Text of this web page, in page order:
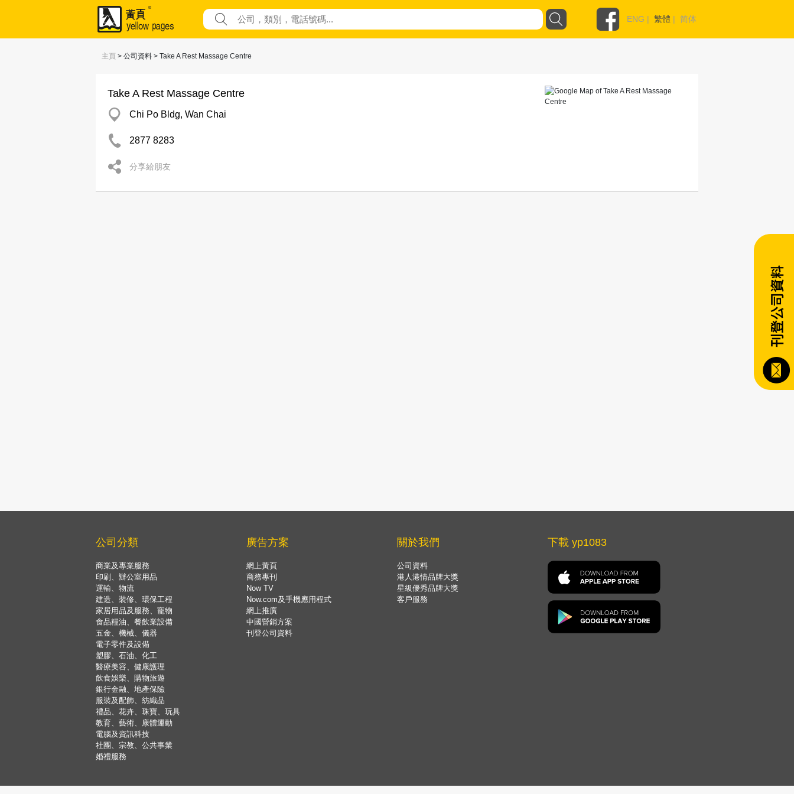
ENG | 繁體 | 简体
主頁 > 公司資料 > Take A Rest Massage Centre
Take A Rest Massage Centre
Chi Po Bldg, Wan Chai
2877 8283
分享給朋友
公司分類
商業及專業服務
印刷、辦公室用品
運輸、物流
建造、裝修、環保工程
家居用品及服務、寵物
食品糧油、餐飲業設備
五金、機械、儀器
電子零件及設備
塑膠、石油、化工
醫療美容、健康護理
飲食娛樂、購物旅遊
銀行金融、地產保險
服裝及配飾、紡織品
禮品、花卉、珠寶、玩具
教育、藝術、康體運動
電腦及資訊科技
社團、宗教、公共事業
婚禮服務
廣告方案
網上黃頁
商務專刊
Now TV
Now.com及手機應用程式
網上推廣
中國營銷方案
刊登公司資料
關於我們
公司資料
港人港情品牌大獎
星級優秀品牌大獎
客戶服務
下載 yp1083